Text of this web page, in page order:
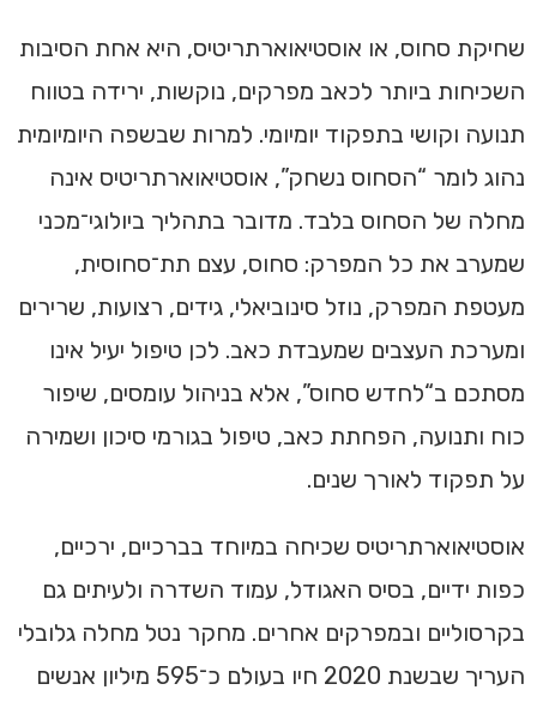
שחיקת סחוס, או אוסטיאוארתריטיס, היא אחת הסיבות
השכיחות ביותר לכאב מפרקים, נוקשות, ירידה בטווח
תנועה וקושי בתפקוד יומיומי. למרות שבשפה היומיומית
נהוג לומר “הסחוס נשחק”, אוסטיאוארתריטיס אינה
מחלה של הסחוס בלבד. מדובר בתהליך ביולוגי־מכני
שמערב את כל המפרק: סחוס, עצם תת־סחוסית,
מעטפת המפרק, נוזל סינוביאלי, גידים, רצועות, שרירים
ומערכת העצבים שמעבדת כאב. לכן טיפול יעיל אינו
מסתכם ב“לחדש סחוס”, אלא בניהול עומסים, שיפור
כוח ותנועה, הפחתת כאב, טיפול בגורמי סיכון ושמירה
על תפקוד לאורך שנים.
אוסטיאוארתריטיס שכיחה במיוחד בברכיים, ירכיים,
כפות ידיים, בסיס האגודל, עמוד השדרה ולעיתים גם
בקרסוליים ובמפרקים אחרים. מחקר נטל מחלה גלובלי
העריך שבשנת 2020 חיו בעולם כ־595 מיליון אנשים